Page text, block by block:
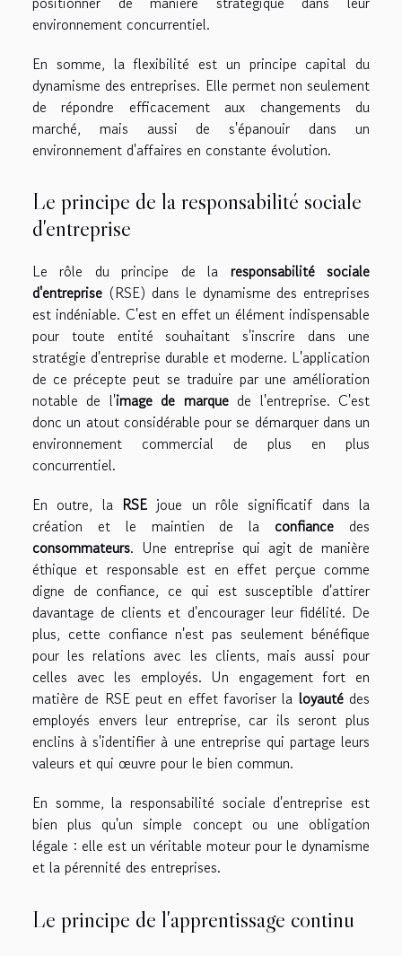
environnement concurrentiel.
En somme, la flexibilité est un principe capital du
dynamisme des entreprises. Elle permet non seulement
de répondre efficacement aux changements du
marché, mais aussi de s'épanouir dans un
environnement d'affaires en constante évolution.
Le principe de la responsabilité sociale
d'entreprise
Le rôle du principe de la responsabilité sociale
d'entreprise (RSE) dans le dynamisme des entreprises
est indéniable. C'est en effet un élément indispensable
pour toute entité souhaitant s'inscrire dans une
stratégie d'entreprise durable et moderne. L'application
de ce précepte peut se traduire par une amélioration
notable de l'image de marquede l'entreprise. C'est
donc un atout considérable pour se démarquer dans un
environnement commercial de plus en plus
concurrentiel.
En outre, la RSE joue un rôle significatif dans la
création et le maintien de la confiance des
consommateurs. Une entreprise qui agit de manière
éthique et responsable est en effet perçue comme
digne de confiance, ce qui est susceptible d'attirer
davantage de clients et d'encourager leur fidélité. De
plus, cette confiance n'est pas seulement bénéfique
pour les relations avec les clients, mais aussi pour
celles avec les employés. Un engagement fort en
matière de RSE peut en effet favoriser la loyautédes
employés envers leur entreprise, car ils seront plus
enclins à s'identifier à une entreprise qui partage leurs
valeurs et qui œuvre pour le bien commun.
En somme, la responsabilité sociale d'entreprise est
bien plus qu'un simple concept ou une obligation
légale : elle est un véritable moteur pour le dynamisme
et la pérennité des entreprises.
Le principe de l'apprentissage continu